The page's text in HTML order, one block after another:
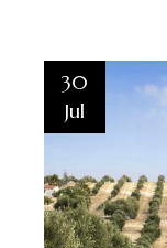
30
Jul